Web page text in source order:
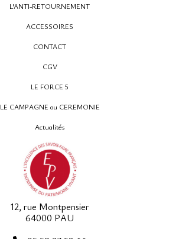
L'ANTI-RETOURNEMENT
ACCESSOIRES
CONTACT
CGV
LE FORCE 5
LE CAMPAGNE ou CEREMONIE
Actualités
12, rue Montpensier
64000 PAU